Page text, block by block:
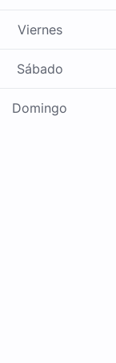
Viernes
Sábado
Domingo